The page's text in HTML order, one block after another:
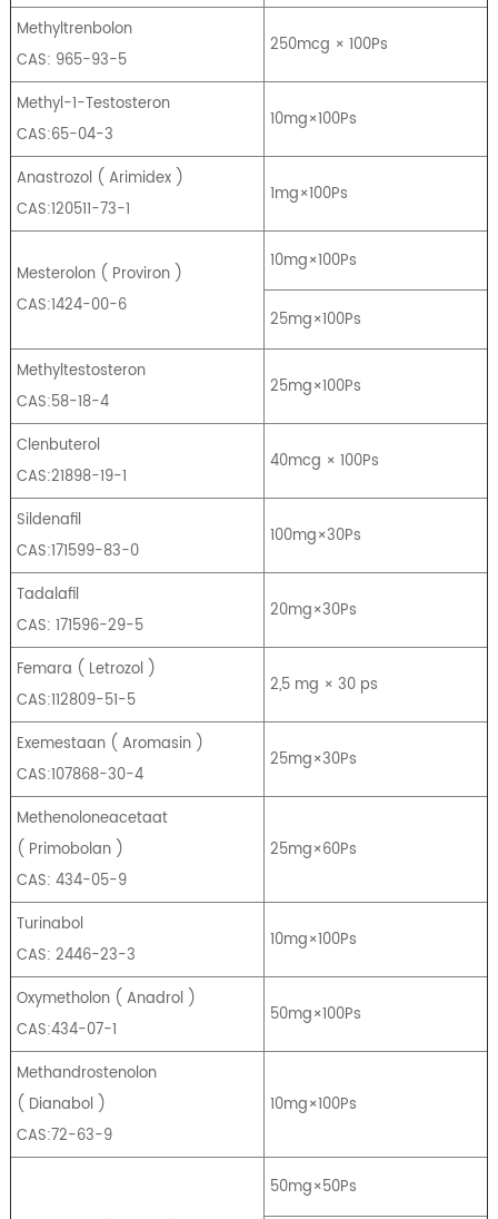
Methyltrenbolon
CAS: 965-93-5
250mcg × 100Ps
Methyl-1-Testosteron
CAS:65-04-3
10mg×100Ps
Anastrozol ( Arimidex )
CAS:120511-73-1
1mg×100Ps
Mesterolon ( Proviron )
CAS:1424-00-6
10mg×100Ps
25mg×100Ps
Methyltestosteron
CAS:58-18-4
25mg×100Ps
Clenbuterol
CAS:21898-19-1
40mcg × 100Ps
Sildenafil
CAS:171599-83-0
100mg×30Ps
Tadalafil
CAS: 171596-29-5
20mg×30Ps
Femara ( Letrozol )
CAS:112809-51-5
2,5 mg × 30 ps
Exemestaan ​​( Aromasin )
CAS:107868-30-4
25mg×30Ps
Methenoloneacetaat
( Primobolan )
CAS: 434-05-9
25mg×60Ps
Turinabol
CAS: 2446-23-3
10mg×100Ps
Oxymetholon ( Anadrol )
CAS:434-07-1
50mg×100Ps
Methandrostenolon
( Dianabol )
CAS:72-63-9
10mg×100Ps
50mg×50Ps